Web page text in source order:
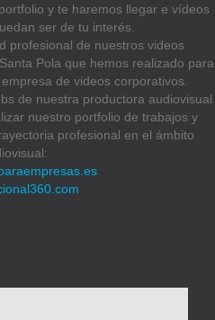
y te haremos llegar e vídeos
ser de tu interés.
profesional de nuestros videos
Pola que hemos realizado para
de videos corporativos.
de nuestra productora audiovisual
nuestro portfolio de trabajos y
profesional en el ámbito